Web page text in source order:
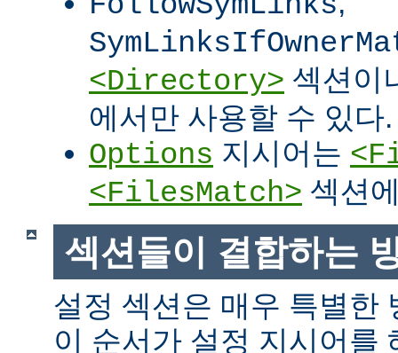
<Directory> 섹션이
에서만 사용할 수 있다.
Options 지시어는
<FilesMatch> 섹션
섹션들이 결합하는
설정 섹션은 매우 특별한
이 순서가 설정 지시어를